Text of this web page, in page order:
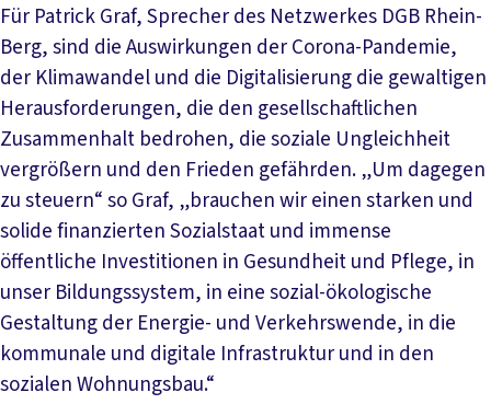
Für Patrick Graf, Sprecher des Netzwerkes DGB Rhein-
Berg, sind die Auswirkungen der Corona-Pandemie,
der Klimawandel und die Digitalisierung die gewaltigen
Herausforderungen, die den gesellschaftlichen
Zusammenhalt bedrohen, die soziale Ungleichheit
vergrößern und den Frieden gefährden. „Um dagegen
zu steuern“ so Graf, „brauchen wir einen starken und
solide finanzierten Sozialstaat und immense
öffentliche Investitionen in Gesundheit und Pflege, in
unser Bildungssystem, in eine sozial-ökologische
Gestaltung der Energie- und Verkehrswende, in die
kommunale und digitale Infrastruktur und in den
sozialen Wohnungsbau.“